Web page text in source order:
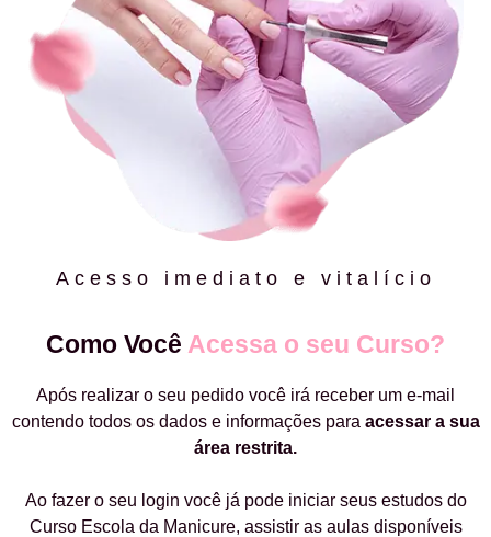
Acesso imediato e vitalício
Como Você Acessa o seu Curso?
Após realizar o seu pedido você irá receber um e-mail
contendo todos os dados e informações para acessar a sua
área restrita.
Ao fazer o seu login você já pode iniciar seus estudos do
Curso Escola da Manicure, assistir as aulas disponíveis